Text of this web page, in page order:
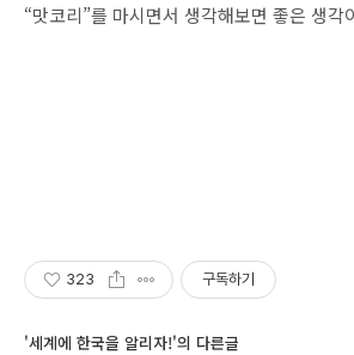
“맛코리”를 마시면서 생각해보면 좋은 생각
323 구독하기
'세계에 한국을 알리자!'의 다른글